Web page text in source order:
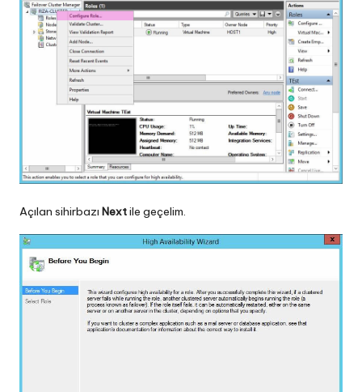
Açılan sihirbazı Nextile geçelim.